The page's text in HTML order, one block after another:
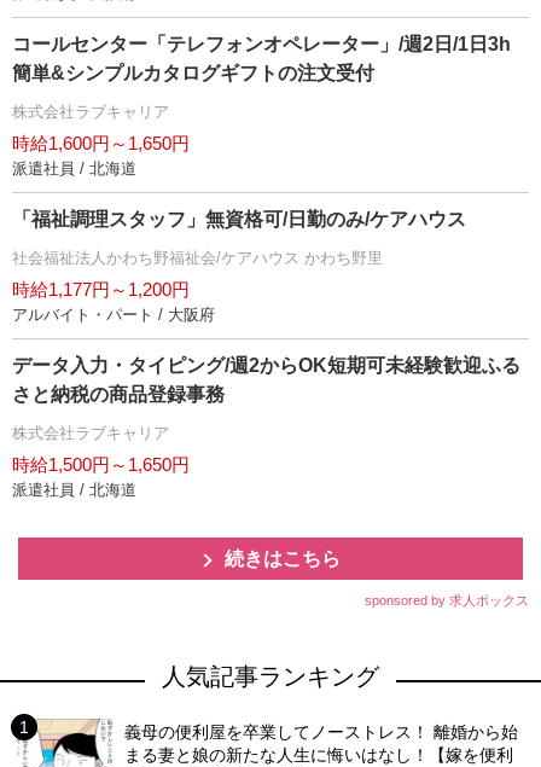
コールセンター「テレフォンオペレーター」/週2日/1日3h
簡単&シンプルカタログギフトの注文受付
株式会社ラブキャリア
時給1,600円～1,650円
派遣社員 / 北海道
「福祉調理スタッフ」無資格可/日勤のみ/ケアハウス
社会福祉法人かわち野福祉会/ケアハウス かわち野里
時給1,177円～1,200円
アルバイト・パート / 大阪府
データ入力・タイピング/週2からOK短期可未経験歓迎ふる
さと納税の商品登録事務
株式会社ラブキャリア
時給1,500円～1,650円
派遣社員 / 北海道
続きはこちら
sponsored by 求人ボックス
人気記事ランキング
義母の便利屋を卒業してノーストレス！ 離婚から始
まる妻と娘の新たな人生に悔いはなし！【嫁を便利